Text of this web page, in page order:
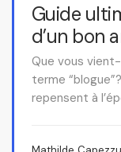
Guide
d’un bon
Que vous
terme
repensent à